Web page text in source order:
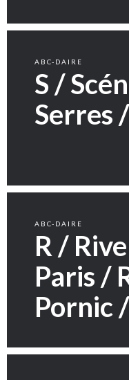
ABC-DAIRE
S /
Serres
ABC-DAIRE
R /
Paris /
Pornic